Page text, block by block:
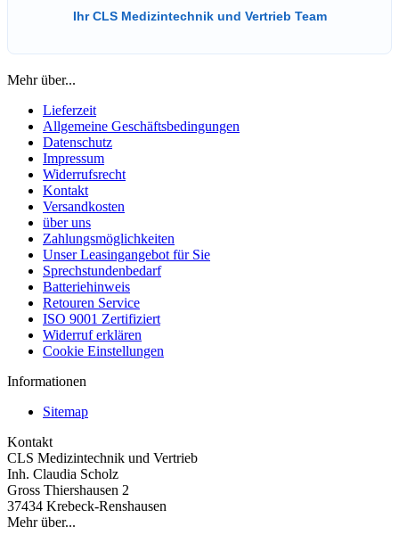
Ihr CLS Medizintechnik und Vertrieb Team
Mehr über...
Lieferzeit
Allgemeine Geschäftsbedingungen
Datenschutz
Impressum
Widerrufsrecht
Kontakt
Versandkosten
über uns
Zahlungsmöglichkeiten
Unser Leasingangebot für Sie
Sprechstundenbedarf
Batteriehinweis
Retouren Service
ISO 9001 Zertifiziert
Widerruf erklären
Cookie Einstellungen
Informationen
Sitemap
Kontakt
CLS Medizintechnik und Vertrieb
Inh. Claudia Scholz
Gross Thiershausen 2
37434 Krebeck-Renshausen
Mehr über...